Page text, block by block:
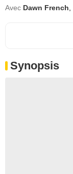
Avec Dawn French
Synopsis